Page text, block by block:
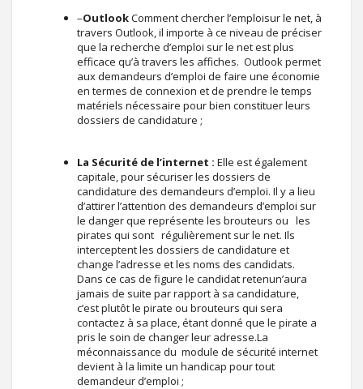
–OutlookComment chercher l’emploisur le net, à
travers Outlook, il importe à ce niveau de préciser
que la recherche d’emploi sur le net est plus
efficace qu’à travers les affiches. Outlook permet
aux demandeurs d’emploi de faire une économie
en termes de connexion et de prendre le temps
matériels nécessaire pour bien constituer leurs
dossiers de candidature ;
La Sécurité de l’internet : Elle est également
capitale, pour sécuriser les dossiers de
candidature des demandeurs d’emploi. Il y a lieu
d’attirer l’attention des demandeurs d’emploi sur
le danger que représente les brouteurs ou les
pirates qui sont régulièrement sur le net. Ils
interceptent les dossiers de candidature et
change l’adresse et les noms des candidats.
Dans ce cas de figure le candidat retenun’aura
jamais de suite par rapport à sa candidature,
c’est plutôt le pirate ou brouteurs qui sera
contactez à sa place, étant donné que le pirate a
pris le soin de changer leur adresse.La
méconnaissance du module de sécurité internet
devient à la limite un handicap pour tout
demandeur d’emploi ;